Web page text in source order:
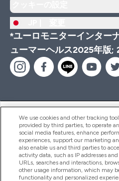
*ユーロモニターインター
ューマーヘルス2025年版;
ヘルプ＆ガイド
商品について
We use cookies and other tracking
provided by third parties, to operate
social media features, enhance
experiences, support our marketing
also enable us and third parties to
activity data, such as IP addresses
URLs, searches and interactions,
other usage information, which may
functionality and personalized